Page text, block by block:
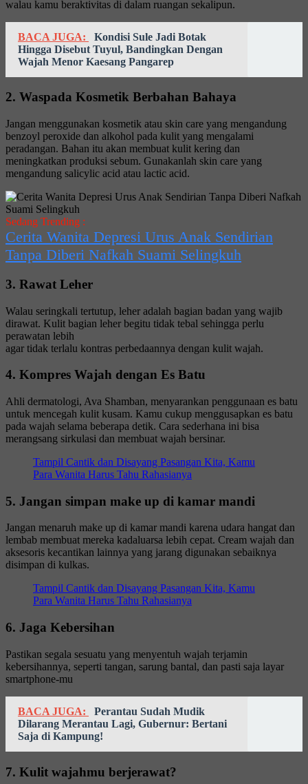
walau kamu beraktivitas di dalam ruangan sekalipun.
BACA JUGA:
Kondisi Sule Jadi Botak
Hingga Disebut Tuyul, Bandingkan Dengan
Wajah Menor Kaesang Pangarep
2. Waspada Kosmetik Berbahan Bahaya
Jangan menggunakan kosmetik atau skin care yang mengandung
benzoyl peroxide dan alkohol pada kulit yang mengalami
peradangan. Bahan itu akan membuat kulit kering dan
meningkatkan produksi sebum. Gunakanlah skin care yang
mengandung salicylic acid atau lactic acid.
Sedang Trending :
Cerita Wanita Depresi Urus Anak Sendirian
Tanpa Diberi Nafkah Suami Selingkuh
3. Rawat Leher
Walau seringkali tertutup, leher adalah bagian badan yang wajib
dirawat. Kulit bagian leher begitu tidak tebal sehingga perlu
perawatan lebih
agar tidak terlalu kontras perbedaannya dengan kulit wajah.
4. Kompres Wajah dengan Es Batu
Ahli dermatologi, Ava Shamban, menyarankan penggunaan es batu
untuk mencegah kulit kusam. Kamu cukup menggusapkan es batu
pada wajah selama beberapa detik. Cara sederhana ini bisa
merangsang sirkulasi dan membuat wajah bersinar.
Tampil Cantik dan Disayang Pasangan Kita, Kamu
Para Wanita Harus Tahu Rahasianya
5. Jangan simpan make up di kamar mandi
Jangan menaruh make up di kamar mandi karena udara hangat dan
lembab membuat mereka kadaluarsa lebih cepat. Cream wajah dan
aksesoris kecantikan lainnya yang jarang digunakan sebaiknya
disimpan di kulkas.
Tampil Cantik dan Disayang Pasangan Kita, Kamu
Para Wanita Harus Tahu Rahasianya
6. Jaga Kebersihan
Pastikan segala sesuatu yang menyentuh wajah terjamin
kebersihannya, seperti tangan, sarung bantal, dan pasti saja layar
smartphone-mu
BACA JUGA:
Perantau Sudah Mudik
Dilarang Merantau Lagi, Gubernur: Bertani
Saja di Kampung!
7. Kulit wajahmu berjerawat?